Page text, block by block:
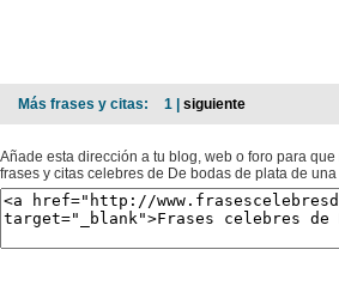
Más frases y citas: 1 | siguiente
Añade esta dirección a tu blog, web o foro para
frases y citas celebres de De bodas de plata de